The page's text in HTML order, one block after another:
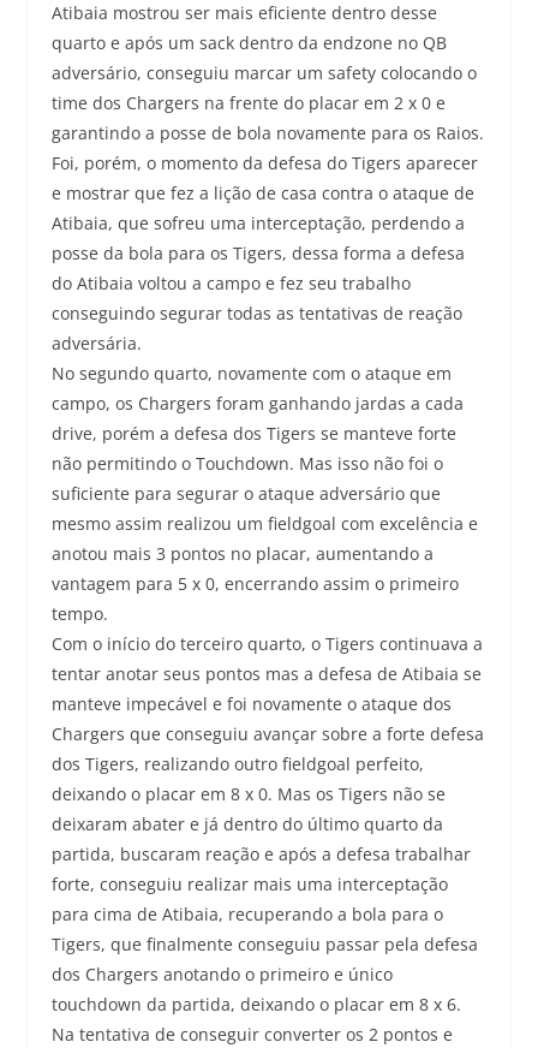
Atibaia mostrou ser mais eficiente dentro desse
quarto e após um sack dentro da endzone no QB
adversário, conseguiu marcar um safety colocando o
time dos Chargers na frente do placar em 2 x 0 e
garantindo a posse de bola novamente para os Raios.
Foi, porém, o momento da defesa do Tigers aparecer
e mostrar que fez a lição de casa contra o ataque de
Atibaia, que sofreu uma interceptação, perdendo a
posse da bola para os Tigers, dessa forma a defesa
do Atibaia voltou a campo e fez seu trabalho
conseguindo segurar todas as tentativas de reação
adversária.
No segundo quarto, novamente com o ataque em
campo, os Chargers foram ganhando jardas a cada
drive, porém a defesa dos Tigers se manteve forte
não permitindo o Touchdown. Mas isso não foi o
suficiente para segurar o ataque adversário que
mesmo assim realizou um fieldgoal com excelência e
anotou mais 3 pontos no placar, aumentando a
vantagem para 5 x 0, encerrando assim o primeiro
tempo.
Com o início do terceiro quarto, o Tigers continuava a
tentar anotar seus pontos mas a defesa de Atibaia se
manteve impecável e foi novamente o ataque dos
Chargers que conseguiu avançar sobre a forte defesa
dos Tigers, realizando outro fieldgoal perfeito,
deixando o placar em 8 x 0. Mas os Tigers não se
deixaram abater e já dentro do último quarto da
partida, buscaram reação e após a defesa trabalhar
forte, conseguiu realizar mais uma interceptação
para cima de Atibaia, recuperando a bola para o
Tigers, que finalmente conseguiu passar pela defesa
dos Chargers anotando o primeiro e único
touchdown da partida, deixando o placar em 8 x 6.
Na tentativa de conseguir converter os 2 pontos e